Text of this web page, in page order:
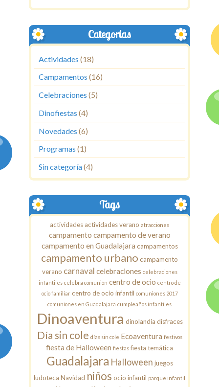
Categorías
Actividades (18)
Campamentos (16)
Celebraciones (5)
Dinofiestas (4)
Novedades (6)
Programas (1)
Sin categoría(4)
Tags
actividades actividades verano atracciones
campamento campamento de verano
campamento en Guadalajara campamentos
campamento urbano campamento
verano carnaval celebraciones celebraciones
infantiles celebra comunión centro de ocio centro de
ocio familiar centro de ocio infantil comuniones 2017
comuniones en Guadalajara cumpleaños infantiles
Dinoaventura dinolandia disfraces
Día sin cole días sin cole Ecoaventura festivos
fiesta de Halloween fiestas fiesta temática
Guadalajara Halloween juegos
ludoteca Navidad niños ocio infantil parque infantil